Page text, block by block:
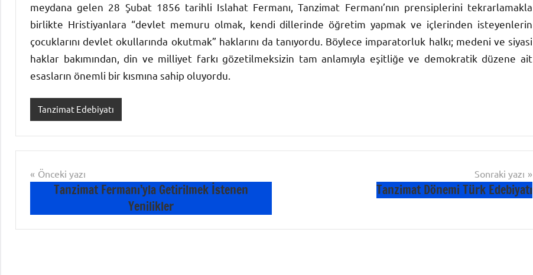
meydana gelen 28 Şubat 1856 tarihli Islahat Fermanı, Tanzimat Fermanı’nın prensiplerini tekrarlamakla
birlikte Hristiyanlara “devlet memuru olmak, kendi dillerinde öğretim yapmak ve içlerinden isteyenlerin
çocuklarını devlet okullarında okutmak” haklarını da tanıyordu. Böylece imparatorluk halkı; medeni ve siyasi
haklar bakımından, din ve milliyet farkı gözetilmeksizin tam anlamıyla eşitliğe ve demokratik düzene ait
esasların önemli bir kısmına sahip oluyordu.
Tanzimat Edebiyatı
Yazı
gezinmesi
Önceki yazı
Tanzimat Fermanı’yla Getirilmek İstenen
Yenilikler
Sonraki yazı
Tanzimat Dönemi Türk Edebiyatı